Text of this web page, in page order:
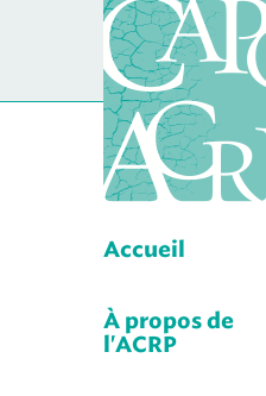
Accueil
À propos de
l'ACRP